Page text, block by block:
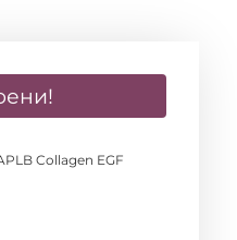
Collagen EGF